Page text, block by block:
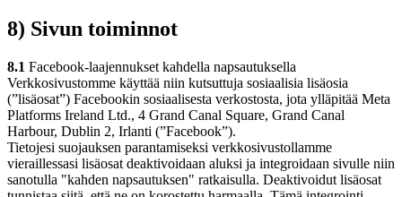
8) Sivun toiminnot
8.1 Facebook-laajennukset kahdella napsautuksella
Verkkosivustomme käyttää niin kutsuttuja sosiaalisia lisäosia
(”lisäosat”) Facebookin sosiaalisesta verkostosta, jota ylläpitää Meta
Platforms Ireland Ltd., 4 Grand Canal Square, Grand Canal
Harbour, Dublin 2, Irlanti (”Facebook”).
Tietojesi suojauksen parantamiseksi verkkosivustollamme
vieraillessasi lisäosat deaktivoidaan aluksi ja integroidaan sivulle niin
sanotulla "kahden napsautuksen" ratkaisulla. Deaktivoidut lisäosat